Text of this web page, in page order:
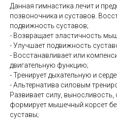
Данная гимнастика лечит и
позвоночника и суставов.
подвижность суставов;
- Возвращает эластичность
- Улучшает подвижность
- Восстанавливает или
двигательную функцию;
- Тренирует дыхательную и
- Альтернатива силовым
Развивает силу,
формирует мышечный корсет
суставы;